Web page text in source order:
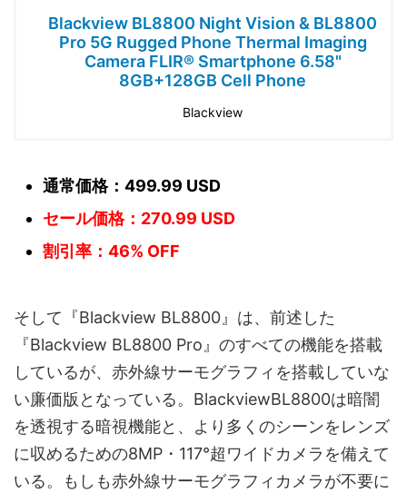
Blackview BL8800 Night Vision & BL8800
Pro 5G Rugged Phone Thermal Imaging
Camera FLIR® Smartphone 6.58"
8GB+128GB Cell Phone
Blackview
通常価格：499.99 USD
セール価格：270.99 USD
割引率：46% OFF
そして『Blackview BL8800』は、前述した
『Blackview BL8800 Pro』のすべての機能を搭載
しているが、赤外線サーモグラフィを搭載していな
い廉価版となっている。BlackviewBL8800は暗闇
を透視する暗視機能と、より多くのシーンをレンズ
に収めるための8MP・117°超ワイドカメラを備えて
いる。もしも赤外線サーモグラフィカメラが不要に